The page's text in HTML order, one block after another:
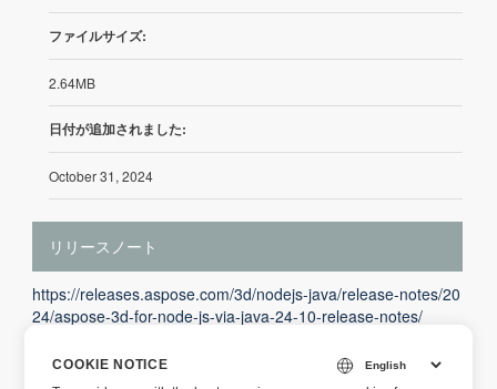
ファイルサイズ:
2.64MB
日付が追加されました:
October 31, 2024
リリースノート
https://releases.aspose.com/3d/nodejs-java/release-notes/20
24/aspose-3d-for-node-js-via-java-24-10-release-notes/
説明
COOKIE NOTICE